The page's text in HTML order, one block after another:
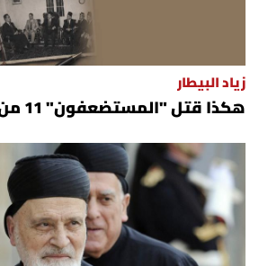
زياد البيطار
هكذا قتل "المستضعفون" 11 من يهود لبنان